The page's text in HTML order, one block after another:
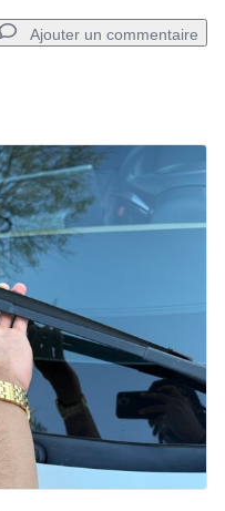
Ajouter un commentaire
Publier un commentaire